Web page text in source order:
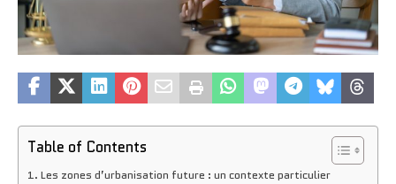
Table of Contents
Les zones d’urbanisation future : un contexte particulier